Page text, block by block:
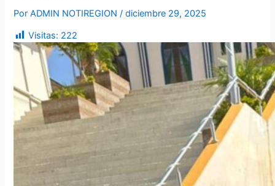
PorADMIN NOTIREGION/diciembre 29, 2025
Visitas: 222